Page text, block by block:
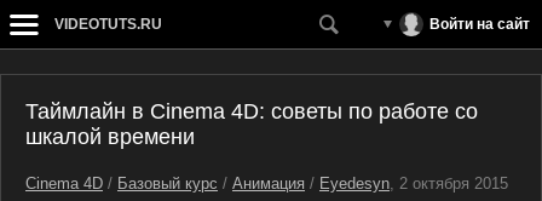
VIDEOTUTS.RU Войти на сайт
Таймлайн в Cinema 4D: советы по работе со
шкалой времени
Cinema 4D / Базовый курс / Анимация / Eyedesyn, 2 октября 2015